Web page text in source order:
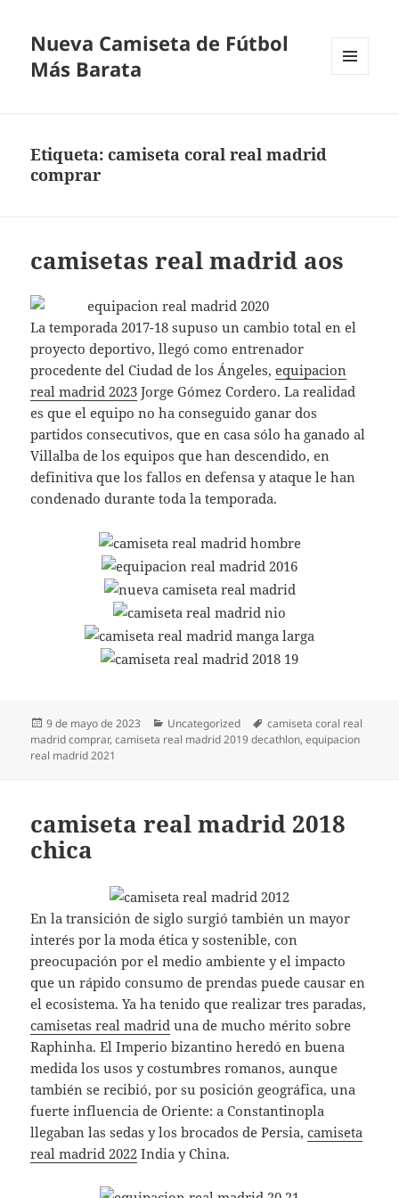
Nueva Camiseta de Fútbol
Más Barata
Etiqueta:camiseta coral real madrid
comprar
camisetas real madrid aos
La temporada 2017-18 supuso un cambio total en el
proyecto deportivo, llegó como entrenador
procedente del Ciudad de los Ángeles,equipacion
real madrid 2023 Jorge Gómez Cordero. La realidad
es que el equipo no ha conseguido ganar dos
partidos consecutivos, que en casa sólo ha ganado al
Villalba de los equipos que han descendido, en
definitiva que los fallos en defensa y ataque le han
condenado durante toda la temporada.
Publicado
el
9 de mayo de 2023 Categorías
Uncategorized Etiquetas
camiseta coral real
madrid comprar,camiseta real madrid 2019 decathlon,equipacion
real madrid 2021
camiseta real madrid 2018
chica
En la transición de siglo surgió también un mayor
interés por la moda ética y sostenible, con
preocupación por el medio ambiente y el impacto
que un rápido consumo de prendas puede causar en
el ecosistema. Ya ha tenido que realizar tres paradas,
camisetas real madrid una de mucho mérito sobre
Raphinha. El Imperio bizantino heredó en buena
medida los usos y costumbres romanos, aunque
también se recibió, por su posición geográfica, una
fuerte influencia de Oriente: a Constantinopla
llegaban las sedas y los brocados de Persia,camiseta
real madrid 2022 India y China.